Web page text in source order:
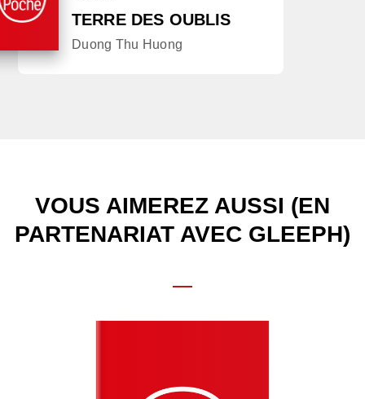
TERRE DES OUBLIS
Duong Thu Huong
VOUS AIMEREZ AUSSI (EN
PARTENARIAT AVEC GLEEPH)